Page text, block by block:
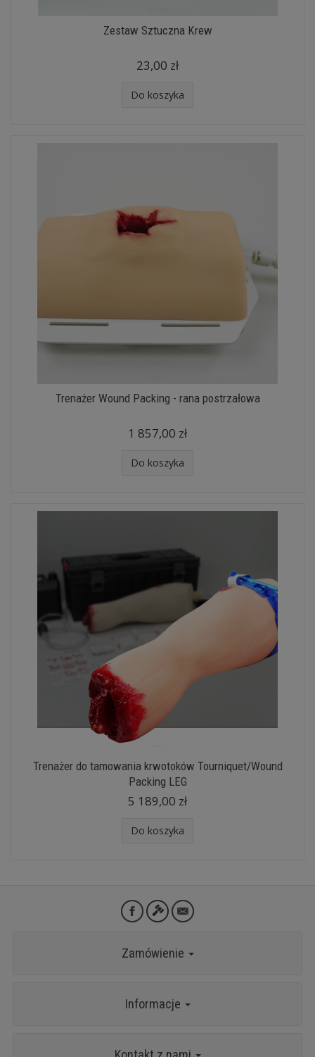
Zestaw Sztuczna Krew
23,00 zł
Do koszyka
Trenażer Wound Packing - rana postrzałowa
1 857,00 zł
Do koszyka
Trenażer do tamowania krwotoków Tourniquet/Wound
Packing LEG
5 189,00 zł
Do koszyka
Zamówienie
Informacje